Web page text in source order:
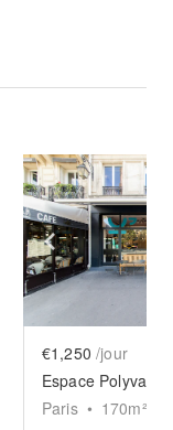
Show next slide
Show
€1,250 /jour
Paris • 170m²